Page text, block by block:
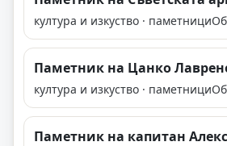
култура и изкуство · паметници
Паметник на Цанко
култура и изкуство · паметници
Паметник на капитан